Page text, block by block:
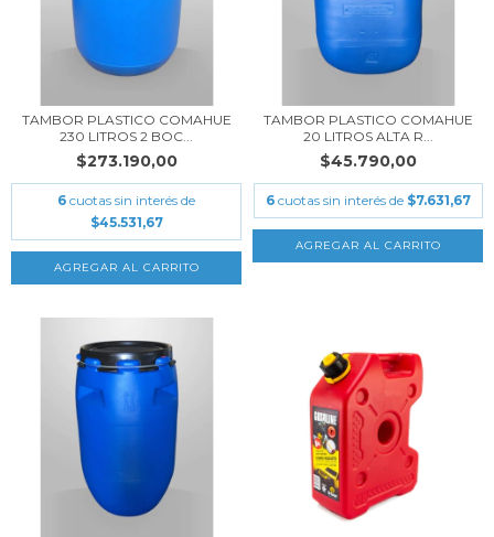
TAMBOR PLASTICO COMAHUE
230 LITROS 2 BOC...
$273.190,00
6 cuotas sin interés de
$45.531,67
TAMBOR PLASTICO COMAHUE
20 LITROS ALTA R...
$45.790,00
6 cuotas sin interés de $7.631,67